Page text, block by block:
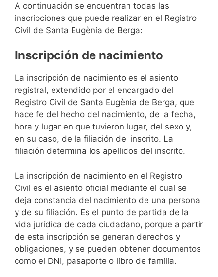
A continuación se encuentran todas las
inscripciones que puede realizar en el Registro
Civil de Santa Eugènia de Berga:
Inscripción de nacimiento
La inscripción de nacimiento es el asiento
registral, extendido por el encargado del
Registro Civil de Santa Eugènia de Berga, que
hace fe del hecho del nacimiento, de la fecha,
hora y lugar en que tuvieron lugar, del sexo y,
en su caso, de la filiación del inscrito. La
filiación determina los apellidos del inscrito.
La inscripción de nacimiento en el Registro
Civil es el asiento oficial mediante el cual se
deja constancia del nacimiento de una persona
y de su filiación. Es el punto de partida de la
vida jurídica de cada ciudadano, porque a partir
de esta inscripción se generan derechos y
obligaciones, y se pueden obtener documentos
como el DNI, pasaporte o libro de familia.